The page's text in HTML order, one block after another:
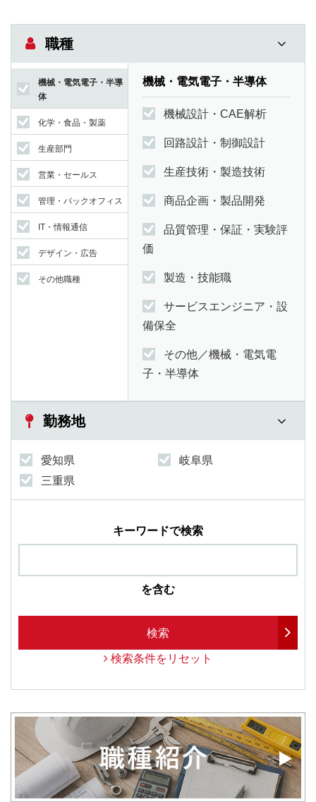
職種
機械・電気電子・半導
体
化学・食品・製薬
生産部門
営業・セールス
管理・バックオフィス
IT・情報通信
デザイン・広告
その他職種
機械・電気電子・半導体
機械設計・CAE解析
回路設計・制御設計
生産技術・製造技術
商品企画・製品開発
品質管理・保証・実験評
価
製造・技能職
サービスエンジニア・設
備保全
その他／機械・電気電
子・半導体
勤務地
愛知県
岐阜県
三重県
キーワードで検索
を含む
検索
検索条件をリセット